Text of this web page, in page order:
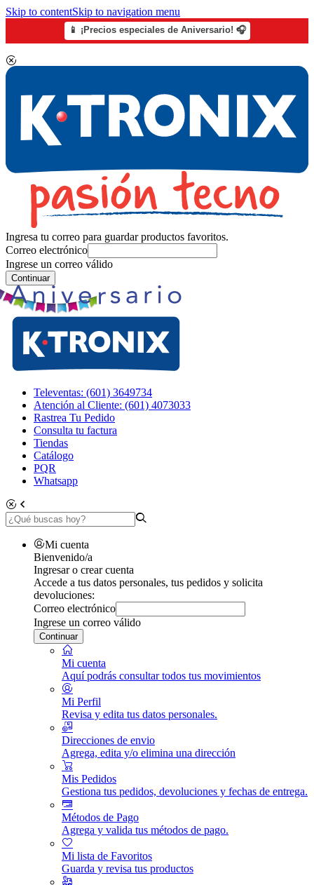
Skip to contentSkip to navigation menu
📱 ¡Precios especiales de Aniversario! 🎧
Ingresa tu correo para guardar productos favoritos.
Correo electrónico
Ingrese un correo válido
Continuar
Televentas: (601) 3649734
Atención al Cliente: (601) 4073033
Rastrea Tu Pedido
Consulta tu factura
Tiendas
Catálogo
PQR
Whatsapp
Mi cuenta
Bienvenido/a
Ingresar o crear cuenta
Accede a tus datos personales, tus pedidos y solicita
devoluciones:
Correo electrónico
Ingrese un correo válido
Continuar
Mi cuenta
Aquí podrás consultar todos tus movimientos
Mi Perfil
Revisa y edita tus datos personales.
Direcciones de envio
Agrega, edita y/o elimina una dirección
Mis Pedidos
Gestiona tus pedidos, devoluciones y fechas de entrega.
Métodos de Pago
Agrega y valida tus métodos de pago.
Mi lista de Favoritos
Guarda y revisa tus productos